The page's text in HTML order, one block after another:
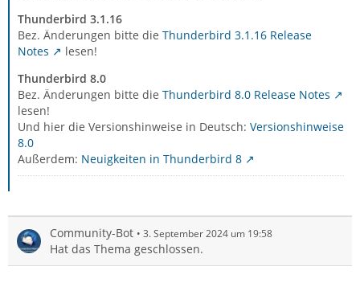
Thunderbird 3.1.16
Bez. Änderungen bitte die Thunderbird 3.1.16 Release
Notes
lesen!
Thunderbird 8.0
Bez. Änderungen bitte die Thunderbird 8.0 Release Notes
lesen!
Und hier die Versionshinweise in Deutsch: Versionshinweise
8.0
Außerdem: Neuigkeiten in Thunderbird 8
Community-Bot 3. September 2024 um 19:58
Hat das Thema geschlossen.